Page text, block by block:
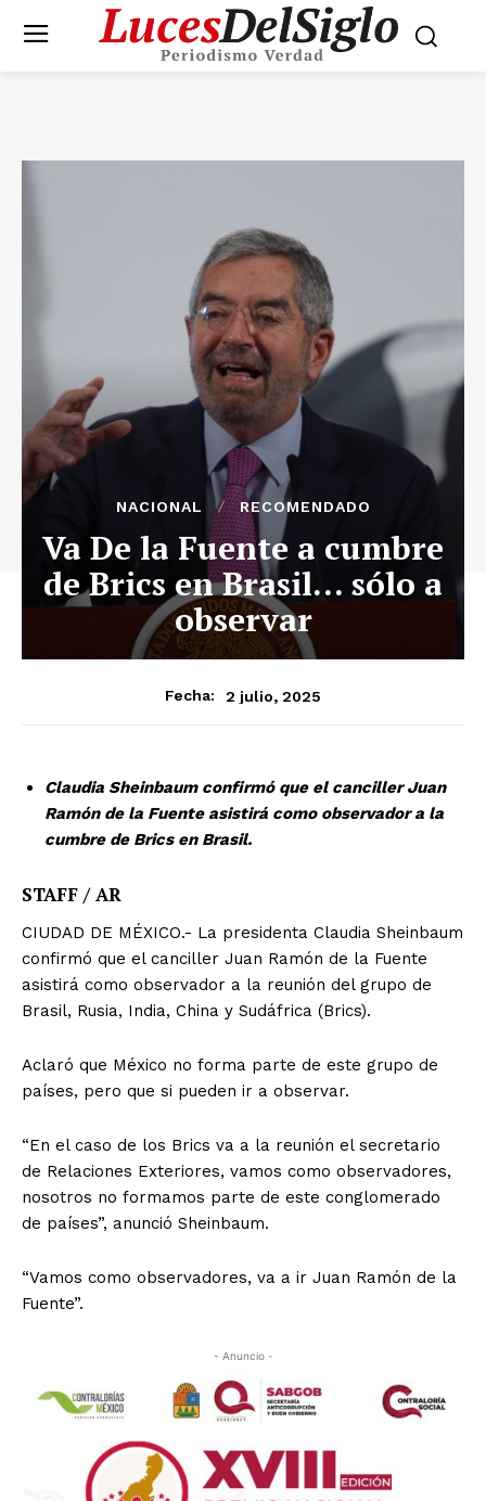
NACIONAL RECOMENDADO
Va De la Fuente a cumbre
de Brics en Brasil… sólo a
observar
Fecha: 2 julio, 2025
Claudia Sheinbaum confirmó que el canciller Juan
Ramón de la Fuente asistirá como observador a la
cumbre de Brics en Brasil.
STAFF / AR
CIUDAD DE MÉXICO.- La presidenta Claudia Sheinbaum
confirmó que el canciller Juan Ramón de la Fuente
asistirá como observador a la reunión del grupo de
Brasil, Rusia, India, China y Sudáfrica (Brics).
Aclaró que México no forma parte de este grupo de
países, pero que si pueden ir a observar.
“En el caso de los Brics va a la reunión el secretario
de Relaciones Exteriores, vamos como observadores,
nosotros no formamos parte de este conglomerado
de países”, anunció Sheinbaum.
“Vamos como observadores, va a ir Juan Ramón de la
Fuente”.
- Anuncio -